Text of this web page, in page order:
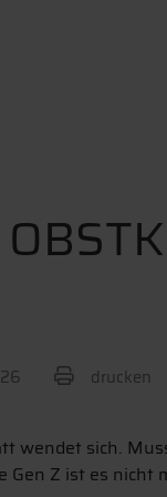
drucken
wendet sich.
Gen Z ist es nicht